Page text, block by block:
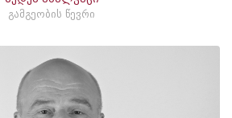
გამგეობის წევრი